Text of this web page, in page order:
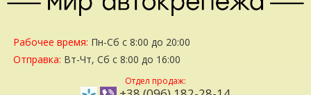
Рабочее время: Пн-Сб с 8:00 до 20:00
Отправка: Вт-Чт, Сб с 8:00 до 16:00
Отдел продаж: